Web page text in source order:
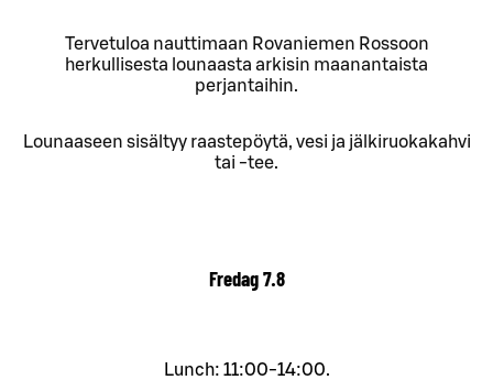
Tervetuloa nauttimaan Rovaniemen Rossoon
herkullisesta lounaasta arkisin maanantaista
perjantaihin.
Lounaaseen sisältyy raastepöytä, vesi ja jälkiruokakahvi
tai -tee.
Fredag7.8
Lunch: 11:00-14:00.